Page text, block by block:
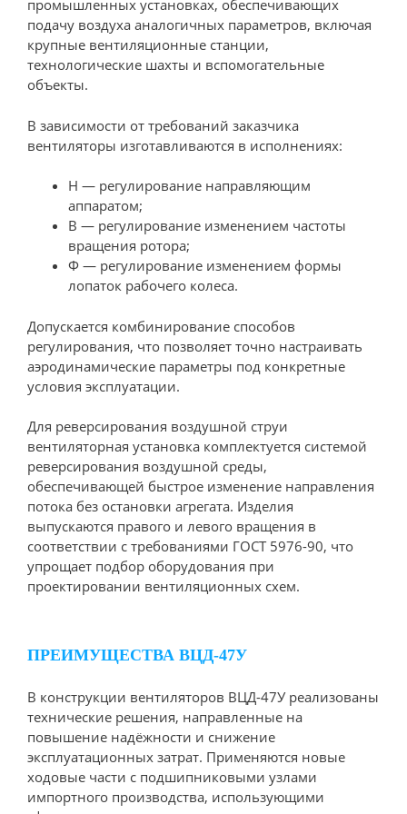
промышленных установках, обеспечивающих
подачу воздуха аналогичных параметров, включая
крупные вентиляционные станции,
технологические шахты и вспомогательные
объекты.
В зависимости от требований заказчика
вентиляторы изготавливаются в исполнениях:
Н — регулирование направляющим
аппаратом;
В — регулирование изменением частоты
вращения ротора;
Ф — регулирование изменением формы
лопаток рабочего колеса.
Допускается комбинирование способов
регулирования, что позволяет точно настраивать
аэродинамические параметры под конкретные
условия эксплуатации.
Для реверсирования воздушной струи
вентиляторная установка комплектуется системой
реверсирования воздушной среды,
обеспечивающей быстрое изменение направления
потока без остановки агрегата. Изделия
выпускаются правого и левого вращения в
соответствии с требованиями ГОСТ 5976-90, что
упрощает подбор оборудования при
проектировании вентиляционных схем.
ПРЕИМУЩЕСТВА ВЦД-47У
В конструкции вентиляторов ВЦД-47У реализованы
технические решения, направленные на
повышение надёжности и снижение
эксплуатационных затрат. Применяются новые
ходовые части с подшипниковыми узлами
импортного производства, использующими